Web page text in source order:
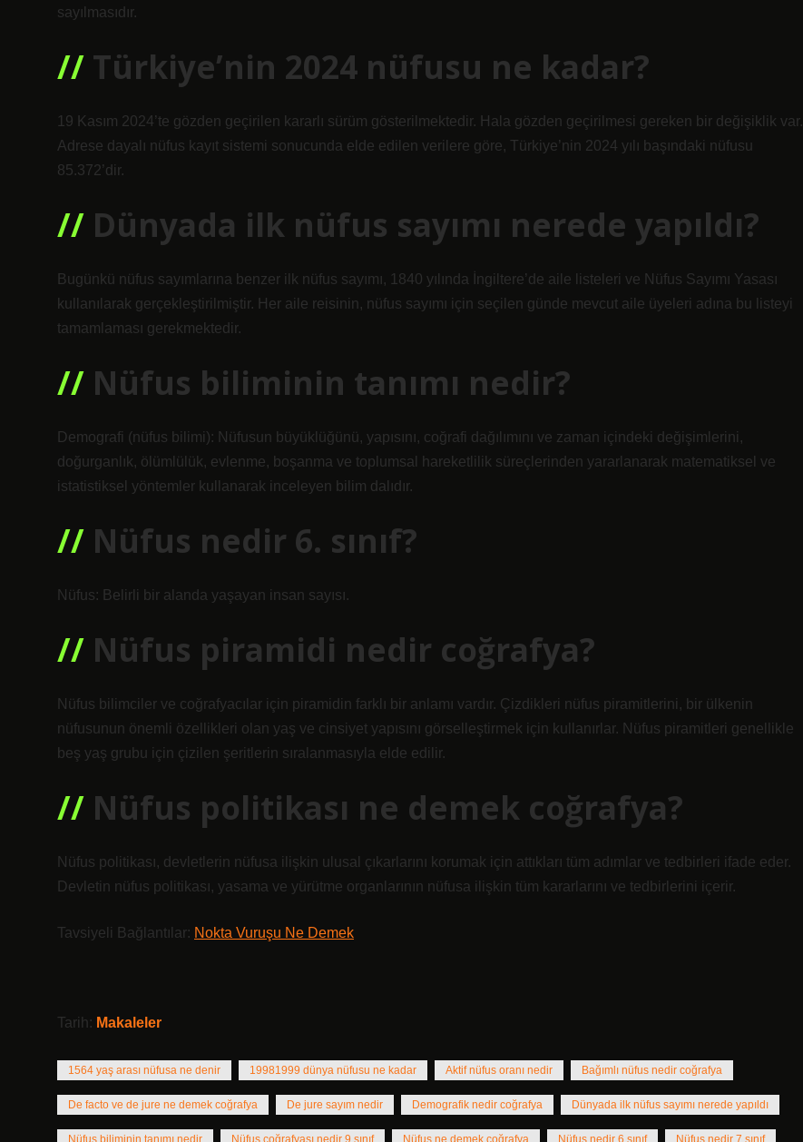
sayılmasıdır.
Türkiye’nin 2024 nüfusu ne kadar?
19 Kasım 2024’te gözden geçirilen kararlı sürüm gösterilmektedir. Hala gözden geçirilmesi gereken bir değişiklik var.
Adrese dayalı nüfus kayıt sistemi sonucunda elde edilen verilere göre, Türkiye’nin 2024 yılı başındaki nüfusu
85.372’dir.
Dünyada ilk nüfus sayımı nerede yapıldı?
Bugünkü nüfus sayımlarına benzer ilk nüfus sayımı, 1840 yılında İngiltere’de aile listeleri ve Nüfus Sayımı Yasası
kullanılarak gerçekleştirilmiştir. Her aile reisinin, nüfus sayımı için seçilen günde mevcut aile üyeleri adına bu listeyi
tamamlaması gerekmektedir.
Nüfus biliminin tanımı nedir?
Demografi (nüfus bilimi): Nüfusun büyüklüğünü, yapısını, coğrafi dağılımını ve zaman içindeki değişimlerini,
doğurganlık, ölümlülük, evlenme, boşanma ve toplumsal hareketlilik süreçlerinden yararlanarak matematiksel ve
istatistiksel yöntemler kullanarak inceleyen bilim dalıdır.
Nüfus nedir 6. sınıf?
Nüfus: Belirli bir alanda yaşayan insan sayısı.
Nüfus piramidi nedir coğrafya?
Nüfus bilimciler ve coğrafyacılar için piramidin farklı bir anlamı vardır. Çizdikleri nüfus piramitlerini, bir ülkenin
nüfusunun önemli özellikleri olan yaş ve cinsiyet yapısını görselleştirmek için kullanırlar. Nüfus piramitleri genellikle
beş yaş grubu için çizilen şeritlerin sıralanmasıyla elde edilir.
Nüfus politikası ne demek coğrafya?
Nüfus politikası, devletlerin nüfusa ilişkin ulusal çıkarlarını korumak için attıkları tüm adımlar ve tedbirleri ifade eder.
Devletin nüfus politikası, yasama ve yürütme organlarının nüfusa ilişkin tüm kararlarını ve tedbirlerini içerir.
Tavsiyeli Bağlantılar: Nokta Vuruşu Ne Demek
Tarih: Makaleler
1564 yaş arası nüfusa ne denir 19981999 dünya nüfusu ne kadar Aktif nüfus oranı nedir Bağımlı nüfus nedir coğrafya
De facto ve de jure ne demek coğrafya De jure sayım nedir Demografik nedir coğrafya Dünyada ilk nüfus sayımı nerede yapıldı
Nüfus biliminin tanımı nedir Nüfus coğrafyası nedir 9 sınıf Nüfus ne demek coğrafya Nüfus nedir 6 sınıf Nüfus nedir 7 sınıf